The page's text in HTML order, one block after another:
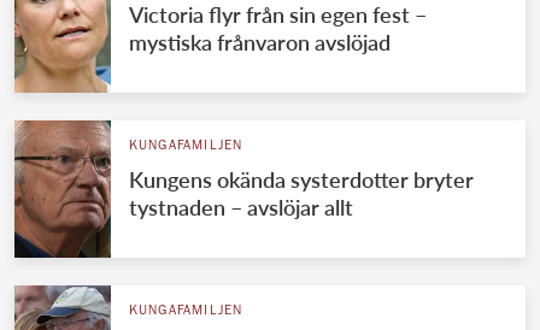
Victoria flyr från sin egen fest –
mystiska frånvaron avslöjad
KUNGAFAMILJEN
Kungens okända systerdotter bryter
tystnaden – avslöjar allt
KUNGAFAMILJEN